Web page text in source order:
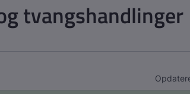
tvangshandlinger